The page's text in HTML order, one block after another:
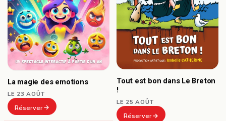
La magie des emotions
LE 23 AOÛT
Réserver
Tout est bon dans Le Breton
!
LE 25 AOÛT
Réserver